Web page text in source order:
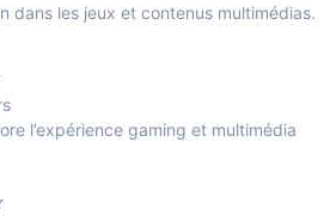
dans les jeux et contenus multimédias.
l’expérience gaming et multimédia